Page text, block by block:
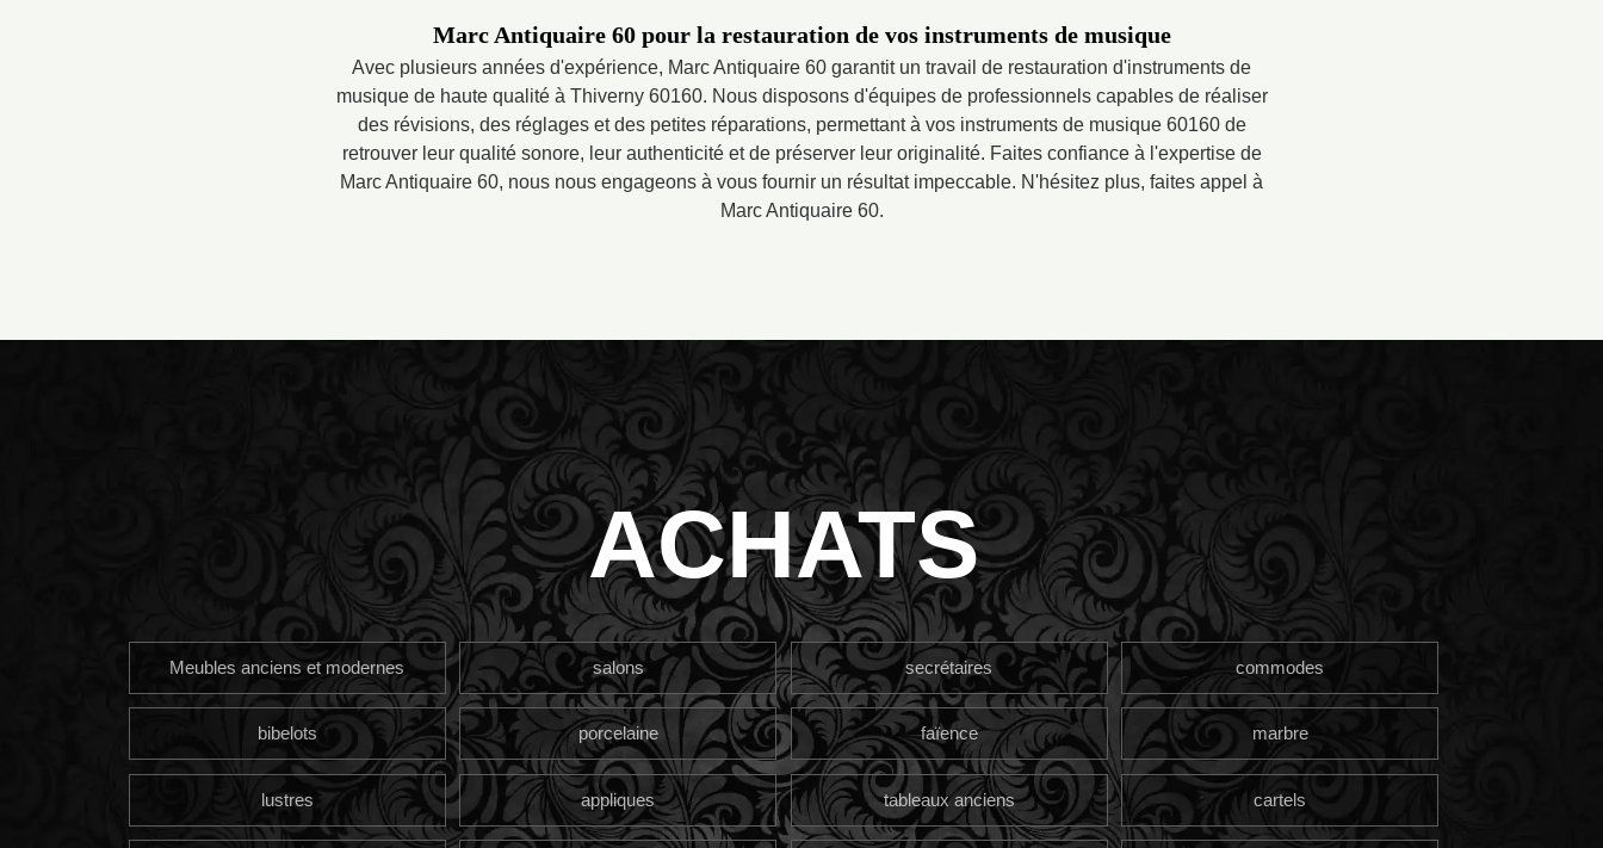
Marc Antiquaire 60 pour la restauration de vos instruments de musique
Avec plusieurs années d'expérience, Marc Antiquaire 60 garantit un travail de restauration d'instruments de
musique de haute qualité à Thiverny 60160. Nous disposons d'équipes de professionnels capables de réaliser
des révisions, des réglages et des petites réparations, permettant à vos instruments de musique 60160 de
retrouver leur qualité sonore, leur authenticité et de préserver leur originalité. Faites confiance à l'expertise de
Marc Antiquaire 60, nous nous engageons à vous fournir un résultat impeccable. N'hésitez plus, faites appel à
Marc Antiquaire 60.
ACHATS
Meubles anciens et modernes salons secrétaires commodes
bibelots porcelaine faïence marbre
lustres appliques tableaux anciens cartels